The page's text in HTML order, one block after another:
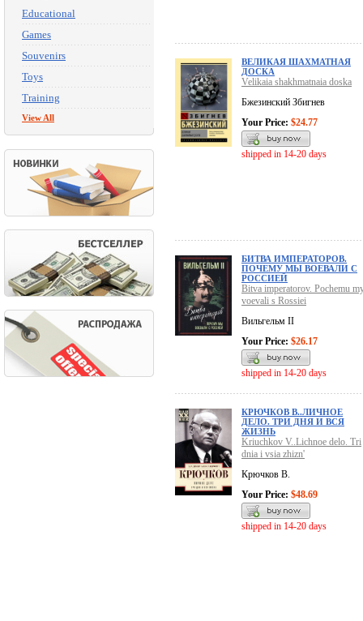
Educational
Games
Souvenirs
Toys
Training
View All
ВЕЛИКАЯ ШАХМАТНАЯ
ДОСКА
Velikaia shakhmatnaia doska
Бжезинский Збигнев
Your Price: $24.77
shipped in 14-20 days
БИТВА ИМПЕРАТОРОВ.
ПОЧЕМУ МЫ ВОЕВАЛИ С
РОССИЕЙ
Bitva imperatorov. Pochemu
voevali s Rossiei
Вильгельм II
Your Price: $26.17
shipped in 14-20 days
КРЮЧКОВ В..ЛИЧНОЕ
ДЕЛО. ТРИ ДНЯ И ВСЯ
ЖИЗНЬ
Kriuchkov V..Lichnoe delo. Tri
dnia i vsia zhizn'
Крючков В.
Your Price: $48.69
shipped in 14-20 days